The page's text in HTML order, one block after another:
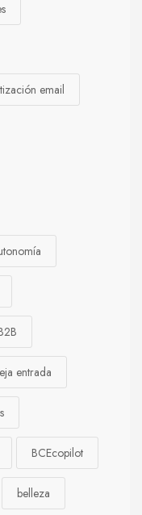
email
entrada
BCEcopilot
belleza